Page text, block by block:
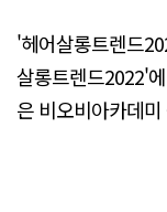
'헤어살롱트렌드
살롱트렌드2022'
은 비오비아카데